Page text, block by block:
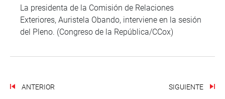
La presidenta de la Comisión de Relaciones
Exteriores, Auristela Obando, interviene en la sesión
del Pleno. (Congreso de la República/CCox)
ANTERIOR SIGUIENTE